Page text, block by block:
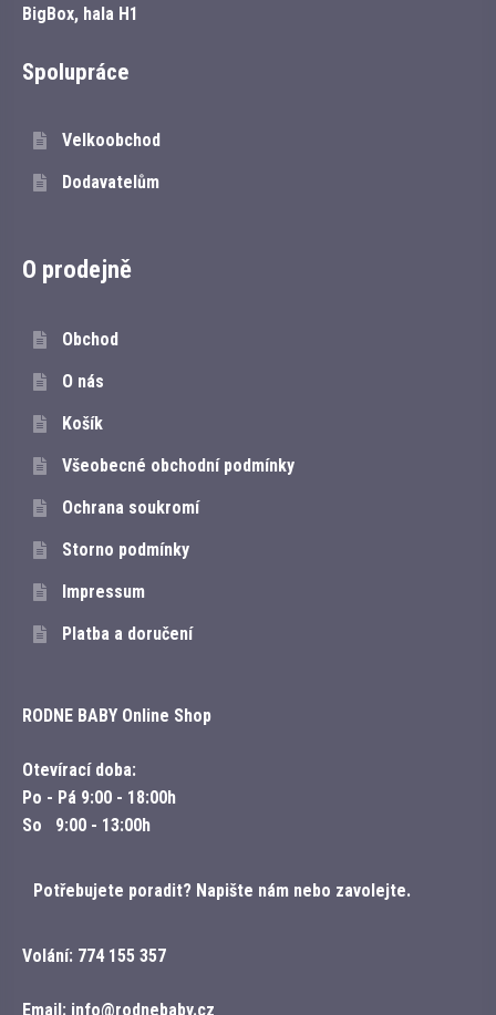
BigBox, hala H1
Spolupráce
Velkoobchod
Dodavatelům
O prodejně
Obchod
O nás
Košík
Všeobecné obchodní podmínky
Ochrana soukromí
Storno podmínky
Impressum
Platba a doručení
RODNE BABY Online Shop
Otevírací doba:
Po - Pá 9:00 - 18:00h
So 9:00 - 13:00h
Potřebujete poradit? Napište nám nebo zavolejte.
Volání: 774 155 357
Email: info@rodnebaby.cz